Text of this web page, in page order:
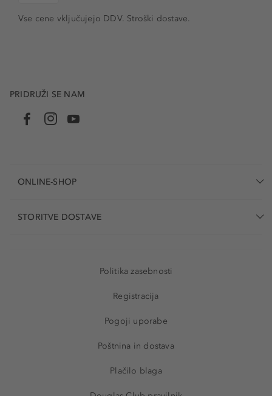
Vse cene vključujejo DDV. Stroški dostave.
PRIDRUŽI SE NAM
ONLINE-SHOP
STORITVE DOSTAVE
Politika zasebnosti
Registracija
Pogoji uporabe
Poštnina in dostava
Plačilo blaga